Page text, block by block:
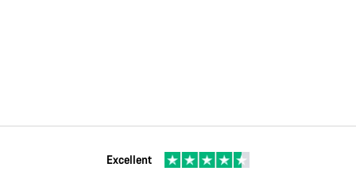
Excellent